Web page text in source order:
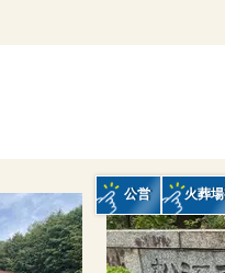
公営 火葬